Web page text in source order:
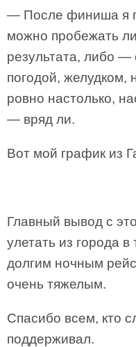
— После финиша я
можно пробежать
результата, либо —
погодой,
ровно настолько,
— вряд ли.
Вот мой график из
Главный вывод с
улетать из города
долгим ночным
очень тяжелым.
Спасибо всем, кто
поддерживал.